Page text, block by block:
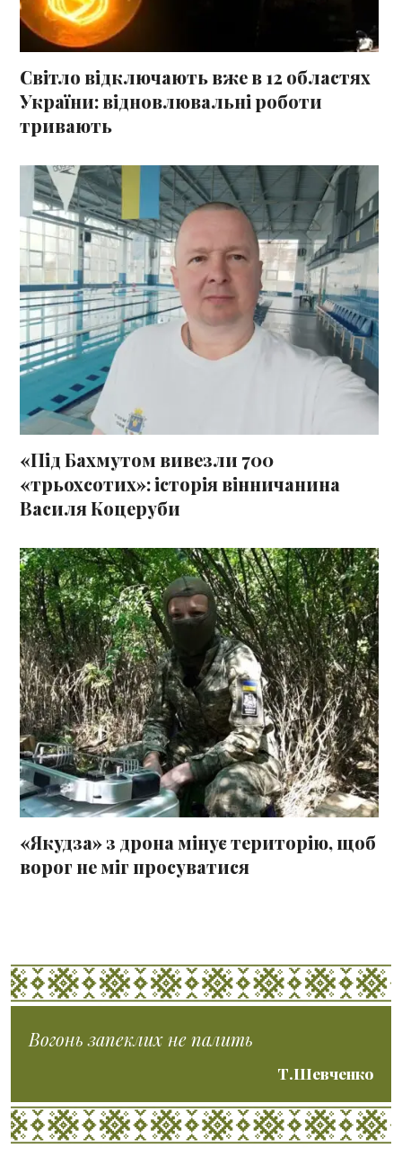
Світло відключають вже в 12 областях
України: відновлювальні роботи
тривають
«Під Бахмутом вивезли 700
«трьохсотих»: історія вінничанина
Василя Коцеруби
«Якудза» з дрона мінує територію, щоб
ворог не міг просуватися
Вогонь запеклих не палить
Т.Шевченко